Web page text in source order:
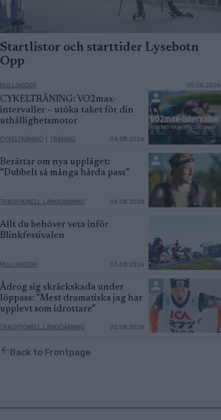
Startlistor och starttider Lysebotn
Opp
RULLSKIDOR 05.08.2026
CYKELTRÄNING: VO2max-
intervaller – utöka taket för din
uthållighetsmotor
CYKELTRÄNING TRÄNING 04.08.2026
Berättar om nya uppläget:
”Dubbelt så många hårda pass”
TRADITIONELL LÄNGDÅKNING 04.08.2026
Allt du behöver veta inför
Blinkfestivalen
RULLSKIDOR 03.08.2026
Ådrog sig skräckskada under
löppass: ”Mest dramatiska jag har
upplevt som idrottare”
TRADITIONELL LÄNGDÅKNING 02.08.2026
Back to Frontpage